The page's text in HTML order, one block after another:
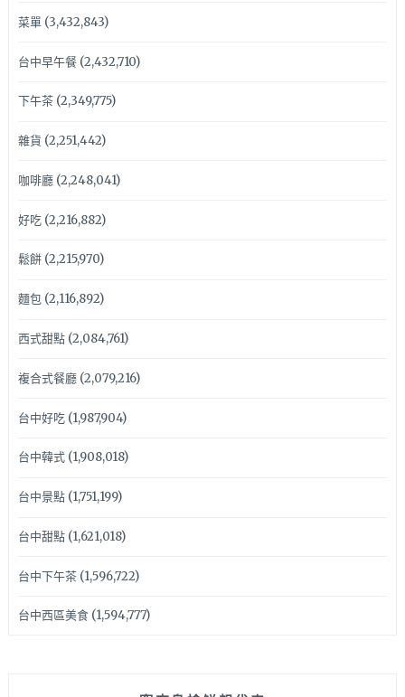
菜單(3,432,843)
台中早午餐(2,432,710)
下午茶(2,349,775)
雜貨 (2,251,442)
咖啡廳(2,248,041)
好吃(2,216,882)
鬆餅(2,215,970)
麵包(2,116,892)
西式甜點(2,084,761)
複合式餐廳(2,079,216)
台中好吃(1,987,904)
台中韓式(1,908,018)
台中景點(1,751,199)
台中甜點(1,621,018)
台中下午茶(1,596,722)
台中西區美食(1,594,777)